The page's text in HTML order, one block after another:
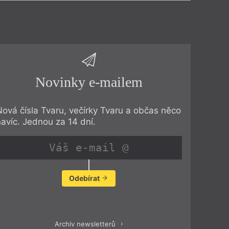
Novinky e-mailem
čísla Tvaru, večírky Tvaru a občas něco
Jednou za 14 dní.
Odebírat
Archiv newsletterů